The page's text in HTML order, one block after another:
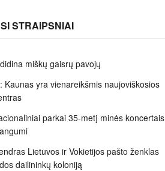
STRAIPSNIAI
miškų gaisrų pavojų
Kaunas yra vienareikšmis naujoviškosios
parkai 35-metį minės koncertais
Lietuvos ir Vokietijos pašto ženklas
dailininkų koloniją